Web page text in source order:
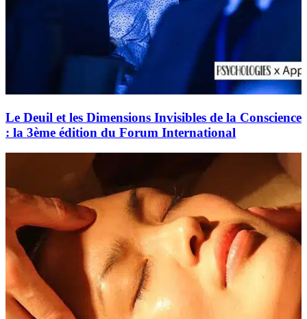
Le Deuil et les Dimensions Invisibles de la Conscience
: la 3ème édition du Forum International